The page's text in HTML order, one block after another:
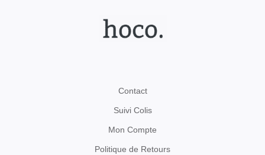
Contact
Suivi Colis
Mon Compte
Politique de Retours